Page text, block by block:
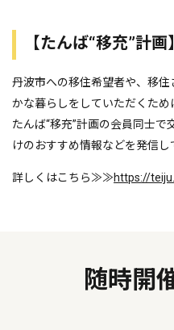
【たんば“移充”計
丹波市への移住希望者や、移
かな暮らしをしていただくため
たんば“移充”計画の会員同士
けのおすすめ情報などを発信し
詳しくはこちら≫≫https://
随時開